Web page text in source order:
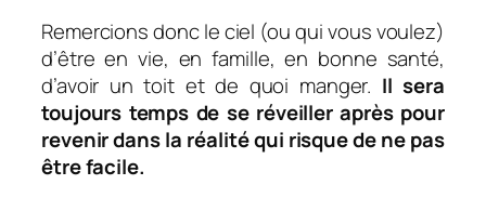
Remercions donc le ciel (ou qui vous voulez)
d’être en vie, en famille, en bonne santé,
d’avoir un toit et de quoi manger. Il sera
toujours temps de se réveiller après pour
revenir dans la réalité qui risque de ne pas
être facile.